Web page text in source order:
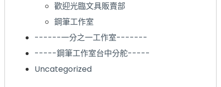
歡迎光臨文具販賣部
鋼筆工作室
------一分之一工作室-------
-----鋼筆工作室台中分舵-----
Uncategorized